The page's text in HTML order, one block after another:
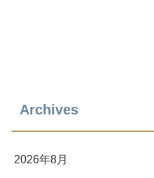
Archives
2026年8月